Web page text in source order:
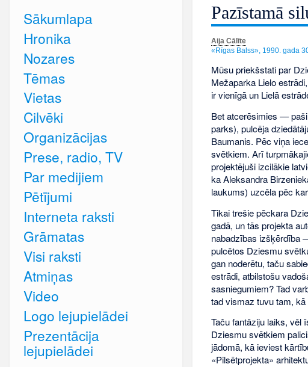
Pazīstamā
Aija Cālīte
«Rīgas Balss», 1990. gada
Mūsu priekšstati par
Mežaparka Lielo
ir vienīgā un Lielā
Bet atcerēsimies —
parks), pulcēja
Baumanis. Pēc viņa
svētkiem. Arī
projektējuši izcilākie
ka Aleksandra
laukums) uzcēla pēc
Tikai trešie pēckara
gadā, un tās projekta
nabadzības izšķērdība
pulcētos Dziesmu
gan noderētu, taču
estrādi, atbilstošu
sasniegumiem? Tad
tad vismaz tuvu tam,
Taču fantāziju laiks, vēl
Dziesmu svētkiem
jādomā, kā ieviest
«Pilsētprojekta»
Sākumlapa
Hronika
Nozares
Tēmas
Vietas
Cilvēki
Organizācijas
Prese, radio, TV
Par medijiem
Pētījumi
Interneta raksti
Grāmatas
Visi raksti
Atmiņas
Video
Logo lejupielādei
Prezentācija
lejupielādei